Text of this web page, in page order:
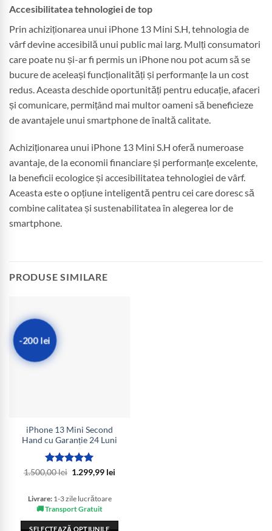
Accesibilitatea tehnologiei de top
Prin achiziționarea unui iPhone 13 Mini S.H, tehnologia de
vârf devine accesibilă unui public mai larg. Mulți consumatori
care poate nu și-ar fi permis un iPhone nou pot acum să se
bucure de aceleași funcționalități și performanțe la un cost
redus. Aceasta deschide oportunități pentru educație, afaceri
și comunicare, permițând mai multor oameni să beneficieze
de avantajele unui smartphone de înaltă calitate.
Achiziționarea unui iPhone 13 Mini S.H oferă numeroase
avantaje, de la economii financiare și performanțe excelente,
la beneficii ecologice și accesibilitatea tehnologiei de vârf.
Aceasta este o opțiune inteligentă pentru cei care doresc să
combine calitatea și sustenabilitatea în alegerea lor de
smartphone.
PRODUSE SIMILARE
-200 lei
iPhone 13 Mini Second
Hand cu Garanție 24 Luni
Evaluat la
1.500,00lei Prețul
fost:
1.500,00 lei.
1.299,99 lei
Livrare:1-3 zile lucrătoare
🚚 Transport Gratuit
SELECTEAZĂ OPȚIUNILE